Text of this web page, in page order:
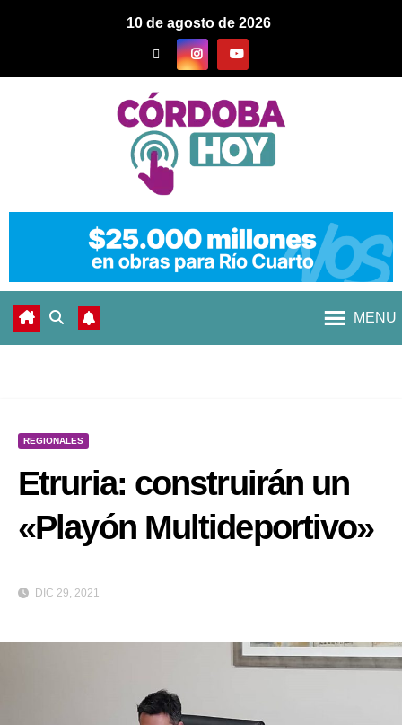
10 de agosto de 2026
MENU
REGIONALES
Etruria: construirán un
«Playón Multideportivo»
DIC 29, 2021